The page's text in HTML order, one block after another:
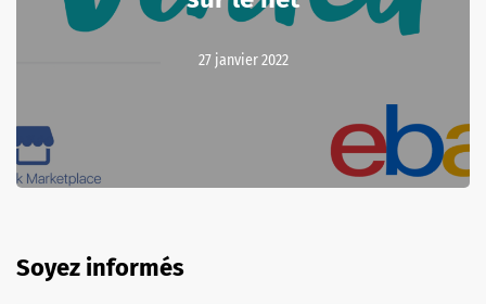
27 janvier 2022
Soyez informés